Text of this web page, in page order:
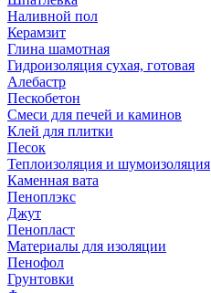
Наливной пол
Керамзит
Глина шамотная
Гидроизоляция сухая, готовая
Алебастр
Пескобетон
Смеси для печей и каминов
Клей для плитки
Песок
Теплоизоляция и шумоизоляция
Каменная вата
Пеноплэкс
Джут
Пенопласт
Материалы для изоляции
Пенофол
Грунтовки